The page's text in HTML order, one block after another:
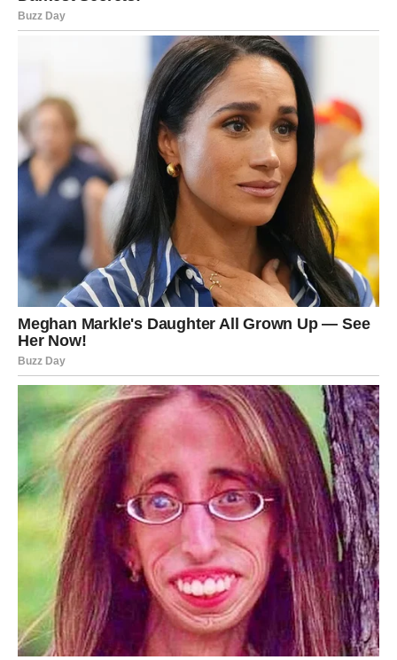
korak. Naprotiv. On će vas poštovati, ali će pokazivati da
mu je stalo do vašeg prisustva u njegovom životu.
Kada osjeti da se udaljavate, pokušavaće popraviti stvari.
Neće dopustiti da ponos uništi ono što osjeća. Jer
muškarac koji voli zna koliko je rijetko pronaći ženu
pored koje može biti svoj.
Takav muškarac ne traži savršenu ženu. On traži onu
pored koje osjeća mir. A kada je pronađe, ne želi je
izgubiti.
5. Planira budućnost sa vama
Najveći znak ljubavi kod muškarca jeste kada vas vidi u
svojoj budućnosti. Kada u njegove planove prirodno
ulazite vi. Kada razmišlja gdje ćete zajedno putovati, kako
će vas usrećiti i kako da izgradi nešto stabilno sa vama.